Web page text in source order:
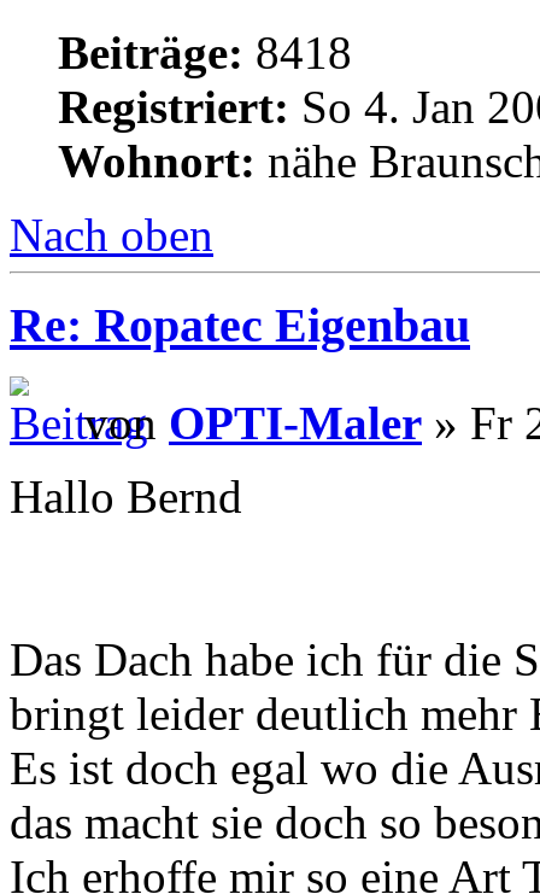
Beiträge: 8418
Registriert: So 4. Jan
Wohnort: nähe
Nach oben
Re: Ropatec Eigenbau
von OPTI-Maler » Fr
Hallo Bernd
Das Dach habe ich für die
bringt leider deutlich mehr
Es ist doch egal wo die
das macht sie doch so
Ich erhoffe mir so eine Art